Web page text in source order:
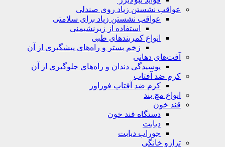
عواقب نشستن زیاد روی صندلی
عواقب نشستن زیاد برای سلامتی
استفاده از زیرنشیمنی
انواع کمربندهای طبی
زخم بستر و راه‌های پیشگیری از آن
آفت‌های دهانی
پوسیدگی دندان و راه‌های جلوگیری از آن
کرم ضد آفتاب
کرم ضد آفتاب فوراور
انواع مچ بند
قند خون
دستگاه قند خون
دیابت
جوراب دیابت
ترازو خانگی